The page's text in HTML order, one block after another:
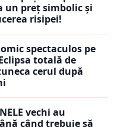
un preț simbolic și
risipei!
spectaculos pe
totală de
cerul după
vechi au
când trebuie să